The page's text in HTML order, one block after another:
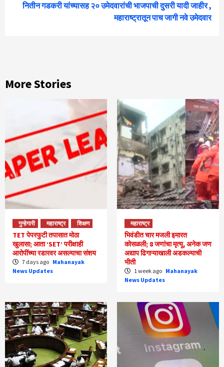
नितीन गडकरी यांच्यासह २० उमेदवारांची भाजपाची दुसरी यादी जाहीर ,
महाराष्ट्रातून पाच जागी नवे उमेदवार
More Stories
गुन्हेगारी महाराष्ट्र शिक्षण
TET पेपरफुटी तपासात मोठा
खुलासा; आता ‘SET’ परीक्षाही
आरोपींच्या रडारवर असल्याचा संशय
7 days ago Mahanayak
News Updates
महाराष्ट्र
भिवंडीत चार मजली इमारत
कोसळली; 8 जणांचा मृत्यू, अनेक जण
अद्याप ढिगाऱ्याखाली अडकल्याची
भीती
1 week ago Mahanayak
News Updates